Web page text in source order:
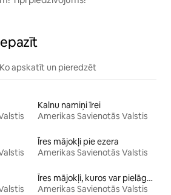
Ko apskatīt un pieredzēt
Kalnu namiņi īrei
Amerikas Savienotās Valstis
Īres mājokļi pie ezera
Amerikas Savienotās Valstis
Īres mājokļi, kuros var pielāgot gultas augstumu cilvēkiem ar īpašām vajadzībām
Amerikas Savienotās Valstis